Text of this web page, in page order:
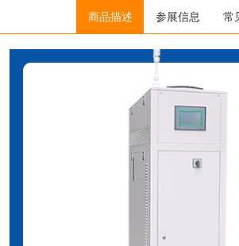
制冷加热控温控流量系统（汽车防冻
流量系统-常温
商品描述 参展信息 常